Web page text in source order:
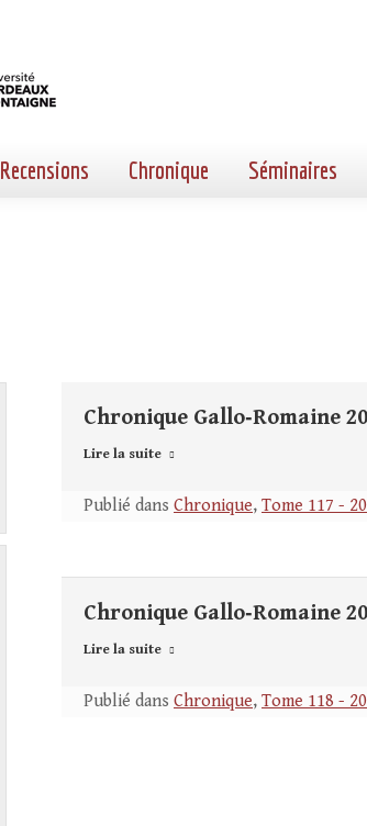
Recensions Chronique Séminaires
Chronique Gallo‑Romaine
Lire la suite
Publié dans Chronique, Tome 117 -
Chronique Gallo‑Romaine
Lire la suite
Publié dans Chronique, Tome 118 -